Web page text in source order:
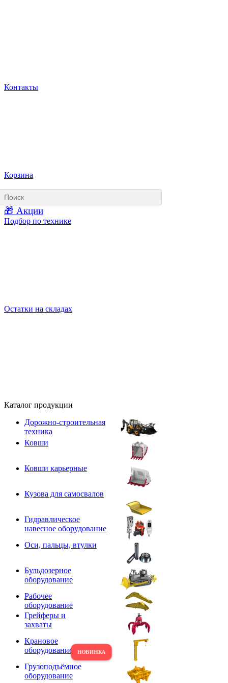
Контакты
Корзина
🎁 Акции
Подбор по технике
Остатки на складах
Каталог продукции
Дорожно-строительная
техника
Ковши
Ковши карьерные
Кузова для самосвалов
Гидравлическое
навесное оборудование
Оси, пальцы, втулки
Бульдозерное
оборудование
Рабочее
оборудование
Грейферы и
захваты
Крановое
оборудование
Грузоподъёмное
оборудование